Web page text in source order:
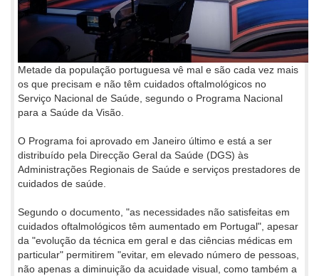
Metade da população portuguesa vê mal e são cada vez mais
os que precisam e não têm cuidados oftalmológicos no
Serviço Nacional de Saúde, segundo o Programa Nacional
para a Saúde da Visão.
O Programa foi aprovado em Janeiro último e está a ser
distribuído pela Direcção Geral da Saúde (DGS) às
Administrações Regionais de Saúde e serviços prestadores de
cuidados de saúde.
Segundo o documento, "as necessidades não satisfeitas em
cuidados oftalmológicos têm aumentado em Portugal", apesar
da "evolução da técnica em geral e das ciências médicas em
particular" permitirem "evitar, em elevado número de pessoas,
não apenas a diminuição da acuidade visual, como também a